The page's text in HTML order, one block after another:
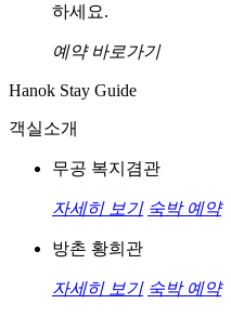
하세요.
예약 바로가기
Hanok Stay Guide
객실소개
무공 복지겸관
자세히 보기 숙박 예약
방촌 황희관
자세히 보기 숙박 예약